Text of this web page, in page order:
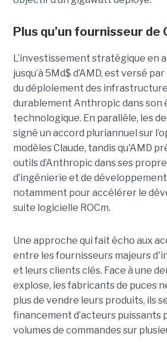
Plus qu’un fournisseur de
L’investissement stratégique en
jusqu’à 5Md$ d’AMD, est versé
du déploiement des
durablement Anthropic dans son
technologique. En parallèle, les
signé un accord pluriannuel sur
modèles Claude, tandis qu'AMD
outils d’Anthropic dans ses
d’ingénierie et de
notamment pour accélérer le
suite logicielle ROCm.
Une approche qui fait écho aux
entre les fournisseurs majeurs
et leurs clients clés. Face à une
explose, les fabricants de puces
plus de vendre leurs produits, ils
financement d’acteurs puissants
volumes de commandes sur